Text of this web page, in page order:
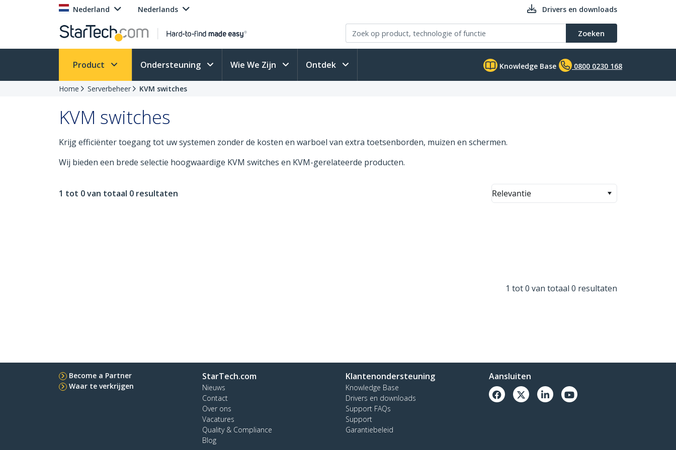
Nederland Nederlands Drivers en downloads
Zoeken
Product Ondersteuning Wie We Zijn Ontdek Knowledge Base 0800 0230 168
Home Serverbeheer KVM switches
KVM switches
Krijg efficiënter toegang tot uw systemen zonder de kosten en warboel van extra toetsenborden, muizen en schermen.
Wij bieden een brede selectie hoogwaardige KVM switches en KVM-gerelateerde producten.
1 tot 0 van totaal 0 resultaten Relevantie
1 tot 0 van totaal 0 resultaten
Become a Partner
Waar te verkrijgen
StarTech.com
Nieuws
Contact
Over ons
Vacatures
Quality & Compliance
Blog
Klantenondersteuning
Knowledge Base
Drivers en downloads
Support FAQs
Support
Garantiebeleid
Aansluiten